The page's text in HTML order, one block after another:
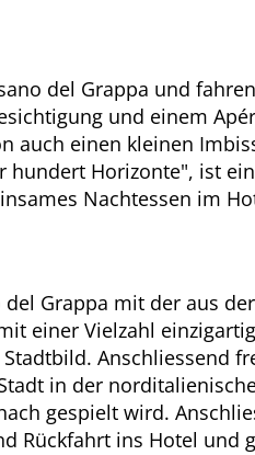
del Grappa und
und einem
einen kleinen
Horizonte", ist
Nachtessen im
Grappa mit der aus
einer Vielzahl
Anschliessend
in der
gespielt wird.
Rückfahrt ins Hotel und